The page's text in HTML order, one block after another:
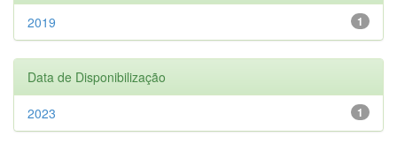
1
2019
Data de Disponibilização
1
2023